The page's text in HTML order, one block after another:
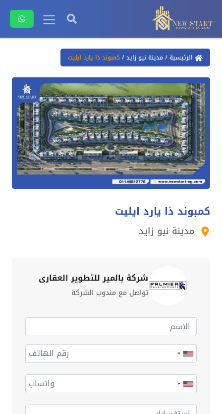
الرئيسية/مدينة نيو زايد/كمبوند ذا يارد ايليت
كمبوند ذا يارد ايليت
مدينة نيو زايد
شركة بالمير للتطوير العقاري
تواصل مع مندوب الشركة